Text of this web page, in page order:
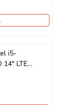
i5-
14" LTE